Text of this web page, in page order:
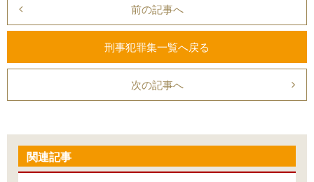
前の記事へ
刑事犯罪集一覧へ戻る
次の記事へ
関連記事